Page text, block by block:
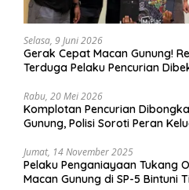
Selasa, 9 Juni 2026
Gerak Cepat Macan Gunung!
Terduga Pelaku Pencurian
Rabu, 20 Mei 2026
Komplotan Pencurian
Gunung, Polisi Soroti Peran
Jumat, 14 November 2025
Pelaku Penganiayaan Tukang
Macan Gunung di SP-5 Bintuni